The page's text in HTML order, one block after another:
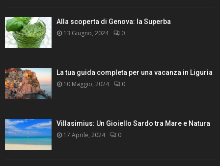
Alla scoperta di Genova: la Superba
13 Giugno, 2024 0
La tua guida completa per una vacanza in Liguria
10 Maggio, 2024 0
Villasimius: Un Gioiello Sardo tra Mare e Natura
17 Aprile, 2024 0